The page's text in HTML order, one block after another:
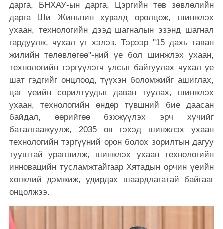
дарга, БНХАУ-ын дарга, Цэргийн төв зөвлөлийн
дарга Ши Жиньпин хуралд оролцож, шинжлэх
ухаан, технологийн дээд шагналын эзэнд шагнал
гардуулж, чухал үг хэлэв. Тэрээр "15 дахь таван
жилийн төлөвлөгөө"-ний үе бол шинжлэх ухаан,
технологийн тэргүүлэгч улсыг байгуулах чухал үе
шат гэдгийг онцлоод, түүхэн боломжийг ашиглах,
цаг үеийн сорилтуудыг даван туулах, шинжлэх
ухаан, технологийн өндөр түвшний бие даасан
байдал, өөрийгөө бэхжүүлэх эрч хүчийг
баталгаажуулж, 2035 он гэхэд шинжлэх ухаан
технологийн тэргүүний орон болох зорилтын дагуу
тууштай урагшилж, шинжлэх ухаан технологийн
инновацийн тусламжтайгаар Хятадын орчин үеийн
хөгжлий дэмжиж, удирдах шаардлагатай байгааг
онцолжээ.